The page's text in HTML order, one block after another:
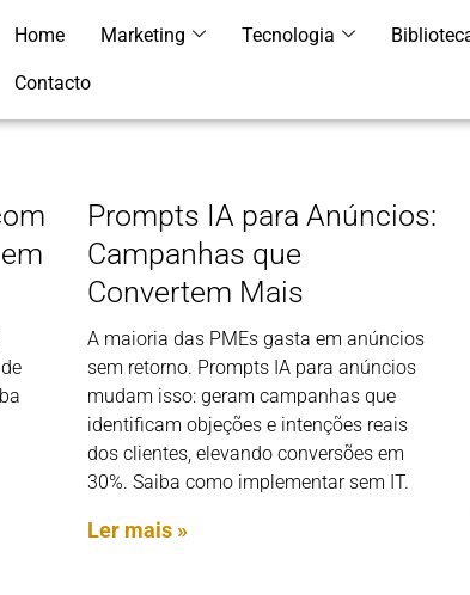
Home Marketing Tecnologia
Contacto
Prompts IA para Anúncios:
Campanhas que
Convertem Mais
A maioria das PMEs gasta em anúncios
sem retorno. Prompts IA para anúncios
mudam isso: geram campanhas que
identificam objeções e intenções reais
dos clientes, elevando conversões em
30%. Saiba como implementar sem IT.
Ler mais »